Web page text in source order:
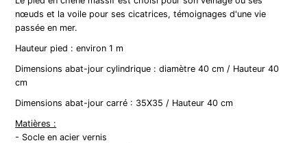
nœuds et la voile pour ses cicatrices, témoignages d'une vie
passée en mer.
Hauteur pied : environ 1 m
Dimensions abat-jour cylindrique : diamètre 40 cm / Hauteur 40
cm
Dimensions abat-jour carré : 35X35 / Hauteur 40 cm
Matières :
- Socle en acier vernis